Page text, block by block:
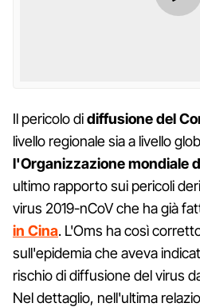
Il pericolo didiffusione del
livello regionale sia a livello
l'Organizzazione mondiale
ultimo rapporto sui pericoli
virus 2019-nCoV che ha già
in Cina. L'Oms ha così
sull'epidemia che aveva
rischio di diffusione del virus
Nel dettaglio, nell'ultima